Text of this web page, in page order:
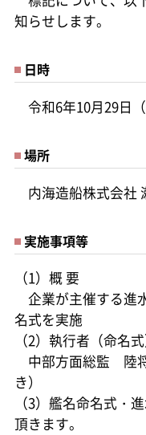
知らせします。
日時
令和6年10月29日（
場所
内海造船株式会社
実施事項等
（1）概 要
企業が主催する進
名式を実施
（2）執行者（命名式
中部方面総監 陸
き）
（3）艦名命名式・
頂きます。